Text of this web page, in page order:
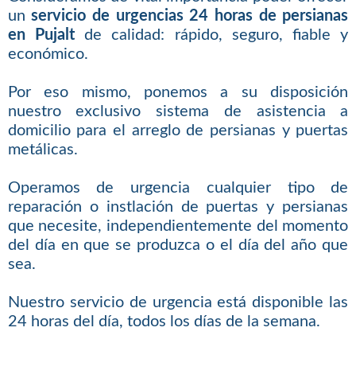
unservicio de urgencias 24 horas de persianas
en Pujalt de calidad: rápido, seguro, fiable y
económico.
Por eso mismo, ponemos a su disposición
nuestro exclusivo sistema de asistencia a
domicilio para el arreglo de persianas y puertas
metálicas.
Operamos de urgencia cualquier tipo de
reparación o instlación de puertas y persianas
que necesite, independientemente del momento
del día en que se produzca o el día del año que
sea.
Nuestro servicio de urgencia está disponible las
24 horas del día, todos los días de la semana.